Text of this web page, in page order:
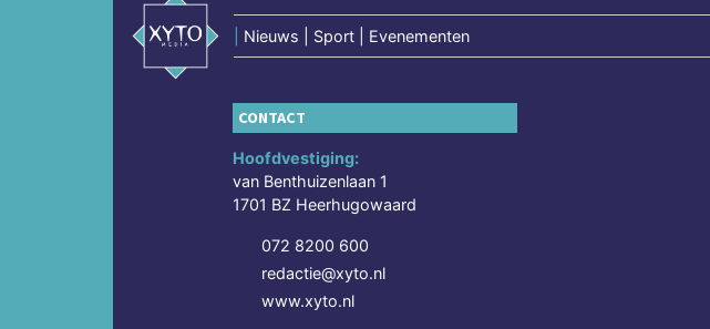
Nieuws | Sport | Evenementen
CONTACT
Hoofdvestiging:
van Benthuizenlaan 1
1701 BZ Heerhugowaard
072 8200 600
redactie@xyto.nl
www.xyto.nl